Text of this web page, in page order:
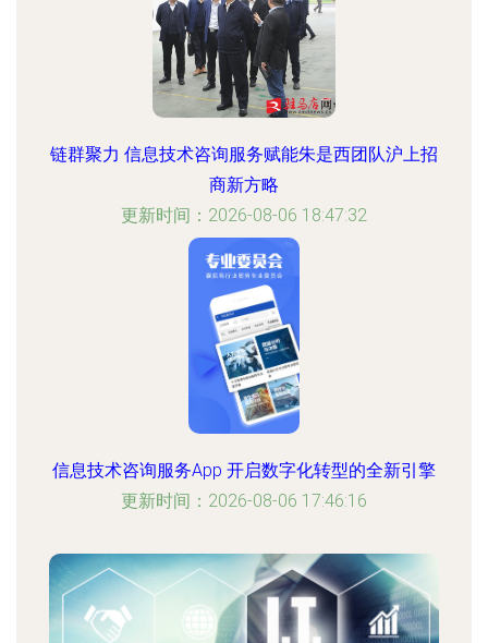
链群聚力 信息技术咨询服务赋能朱是西团队沪上招
商新方略
更新时间：2026-08-06 18:47:32
信息技术咨询服务App 开启数字化转型的全新引擎
更新时间：2026-08-06 17:46:16